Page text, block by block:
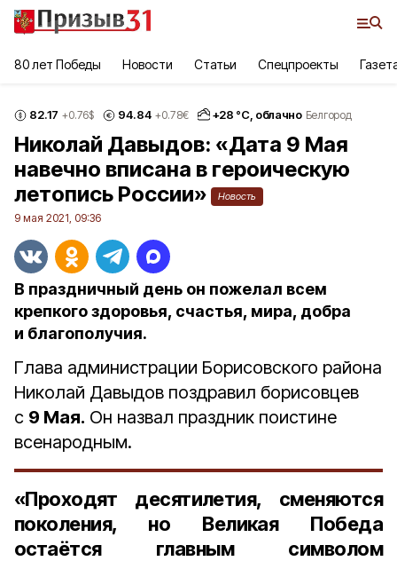
80 лет Победы Новости Статьи Спецпроекты
82.17 +0.76$ 94.84 +0.78€ +28 °С, облачно Белгород
Николай Давыдов: «Дата 9 Мая
навечно вписана в героическую
летопись России»
Новость
9 мая 2021, 09:36
В праздничный день он пожелал всем
крепкого здоровья, счастья, мира, добра
и благополучия.
Глава администрации Борисовского района
Николай Давыдов поздравил борисовцев
с 9 Мая. Он назвал праздник поистине
всенародным.
«Проходят десятилетия, сменяются
поколения, но Великая Победа
остаётся главным символом